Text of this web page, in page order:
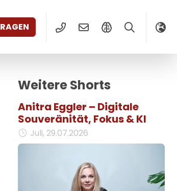
Weitere Shorts
Anitra Eggler – Digitale
Souveränität, Fokus & KI
Juli, 29.07.2026